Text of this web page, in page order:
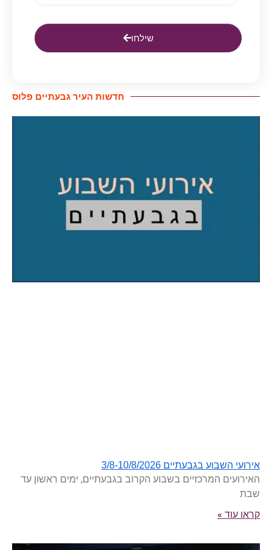
שילחו
חדשות העיר גבעתיים פלוס
אירועי השבוע בגבעתיים 3/8-10/8/2026
האירועים המרכזיים בשבוע הקרוב בגבעתיים, ימים ראשון עד
שבת
קראו עוד »